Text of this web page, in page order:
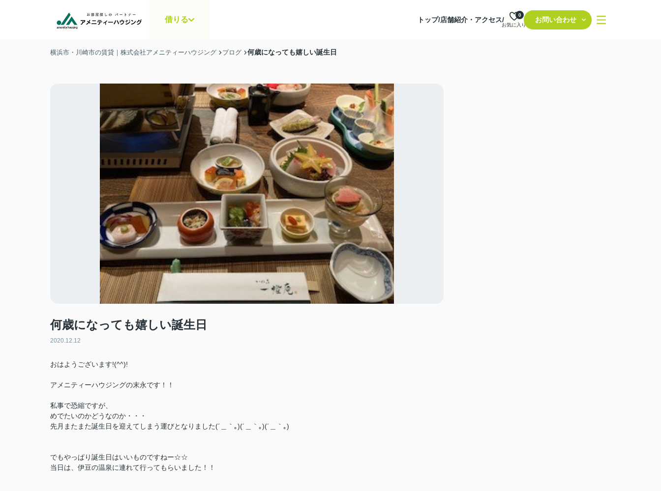
借りる トップ/店舗紹介・アクセス/
お気に入り
0
お問い合わせ
横浜市・川崎市の賃貸｜株式会社アメニティーハウジング ブログ 何歳になっても嬉しい誕生日
何歳になっても嬉しい誕生日
2020.12.12
おはようございます!(^^)!
アメニティーハウジングの末永です！！
私事で恐縮ですが、
めでたいのかどうなのか・・・
先月またまた誕生日を迎えてしまう運びとなりました(´＿｀｡)(´＿｀｡)(´＿｀｡)
でもやっぱり誕生日はいいものですねー☆☆
当日は、伊豆の温泉に連れて行ってもらいました！！